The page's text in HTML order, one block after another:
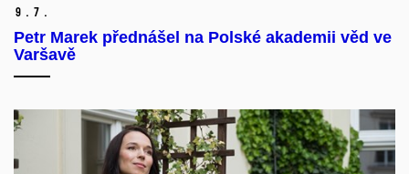
9. 7.
Petr Marek přednášel na Polské akademii věd ve
Varšavě